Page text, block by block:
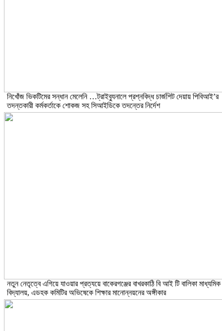
নিখোঁজ ভিকটিমের সন্ধান মেলেনি …ট্রাইব্যুনালে প্রশ্নবিদ্ধ চার্জশিট দেয়ায় পিবিআই’র
তদন্তকারী কর্মকর্তাকে শোকজ সহ সিআইডিকে তদন্তের নির্দেশ
নতুন নেতৃত্বে এগিয়ে যাওয়ার প্রত্যয়ে বাকেরগঞ্জের বাখরকাঠি বি আই টি বালিকা মাধ্যমিক
বিদ্যালয়, এডহক কমিটির অভিষেকে শিক্ষার মানোন্নয়নের অঙ্গীকার